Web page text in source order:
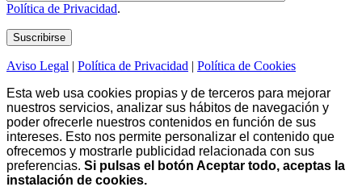
Política de Privacidad.
Aviso Legal | Política de Privacidad | Política de Cookies
Esta web usa cookies propias y de terceros para mejorar
nuestros servicios, analizar sus hábitos de navegación y
poder ofrecerle nuestros contenidos en función de sus
intereses. Esto nos permite personalizar el contenido que
ofrecemos y mostrarle publicidad relacionada con sus
preferencias. Si pulsas el botón Aceptar todo, aceptas la
instalación de cookies.